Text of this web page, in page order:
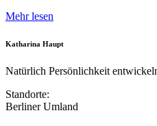
Mehr lesen
Katharina Haupt
Natürlich Persönlichkeit
Standorte:
Berliner Umland